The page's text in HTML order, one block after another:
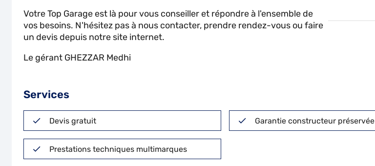
Votre Top Garage est là pour vous conseiller et répondre à l'ensemble de
vos besoins. N'hésitez pas à nous contacter, prendre rendez-vous ou faire
un devis depuis notre site internet.
Le gérant GHEZZAR Medhi
Services
Devis gratuit Garantie constructeur préservée
Prestations techniques multimarques